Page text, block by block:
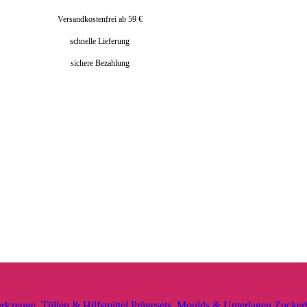
Versandkostenfrei ab 59 €
schnelle Lieferung
sichere Bezahlung